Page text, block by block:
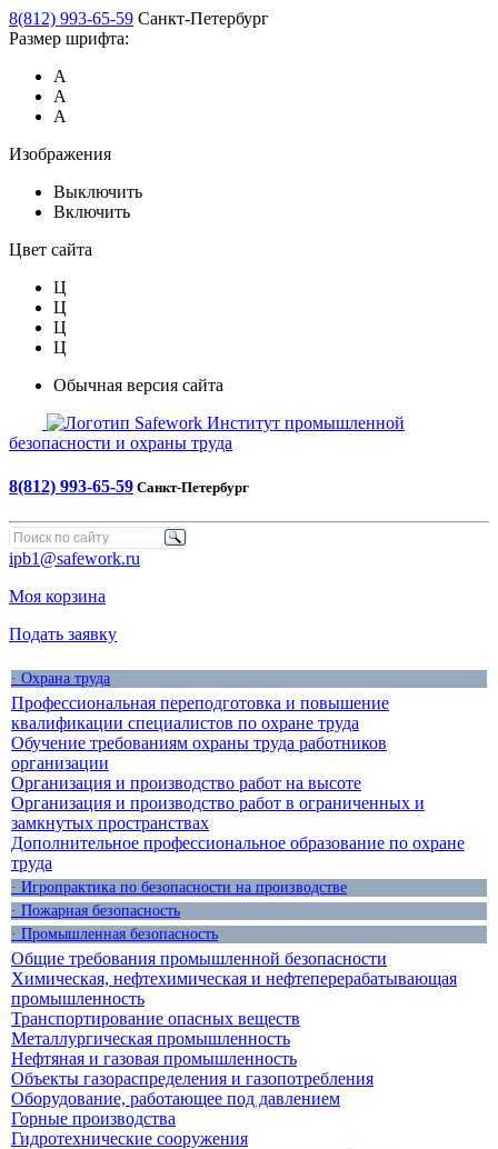
8(812) 993-65-59 Санкт-Петербург
Размер шрифта:
А
А
А
Изображения
Выключить
Включить
Цвет сайта
Ц
Ц
Ц
Ц
Обычная версия сайта
Safework Институт промышленной
безопасности и охраны труда
8(812) 993-65-59 Санкт-Петербург
ipb1@safework.ru
Моя корзина
Подать заявку
· Охрана труда
Профессиональная переподготовка и повышение
квалификации специалистов по охране труда
Обучение требованиям охраны труда работников
организации
Организация и производство работ на высоте
Организация и производство работ в ограниченных и
замкнутых пространствах
Дополнительное профессиональное образование по охране
труда
· Игропрактика по безопасности на производстве
· Пожарная безопасность
· Промышленная безопасность
Общие требования промышленной безопасности
Химическая, нефтехимическая и нефтеперерабатывающая
промышленность
Транспортирование опасных веществ
Металлургическая промышленность
Нефтяная и газовая промышленность
Объекты газораспределения и газопотребления
Оборудование, работающее под давлением
Горные производства
Гидротехнические сооружения